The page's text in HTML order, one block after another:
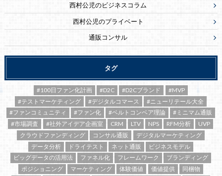
西村公児のビジネスコラム
西村公児のプライベート
通販コンサル
タグ
#100日ファン化計画 #D2C #D2Cブランド
#MVP
#テストマーケティング
#デジタルコマース
#ニューリテール大全
#ファンコミュニティ
#ファン化 #ベルトコンベア理論
#ミニマム通販
#市場調査
#社外アイデア企画室 CRM LTV NPS RFM分析
UVP
クラウドファンディング
コンサル通販
デジタルマーケティング
データ分析
ドライテスト ネット通販
ビジネスモデル
ビッグデータの活用法
ファネル化 フレームワーク
ブランディング
ポジショニング
マーケティング 体験価値 価値提供 同梱物